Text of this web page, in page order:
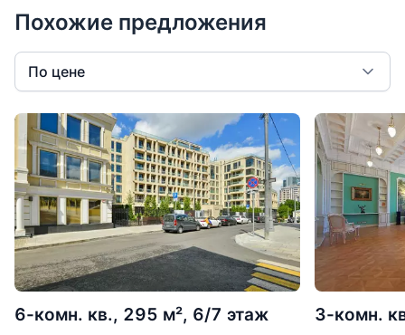
Похожие предложения
По цене
6-комн. кв., 295 м², 6/7 этаж 3-комн.